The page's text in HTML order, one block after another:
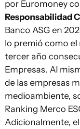
por Euromoney
Responsabilidad
Banco ASG en
lo premió como
tercer año
Empresas. Al
de las empresas
medioambiente,
Ranking Merco
Adicionalmente,